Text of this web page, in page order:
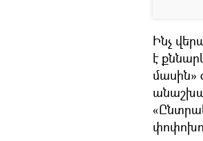
Ինչ
է
մասին»